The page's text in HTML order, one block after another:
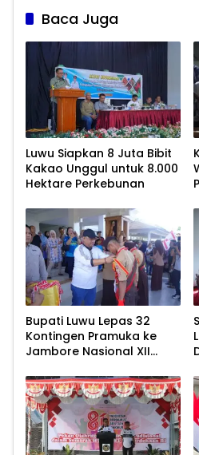
Baca Juga
Luwu Siapkan 8 Juta Bibit
Kakao Unggul untuk 8.000
Hektare Perkebunan
Bupati Luwu Lepas 32
Kontingen Pramuka ke
Jambore Nasional XII